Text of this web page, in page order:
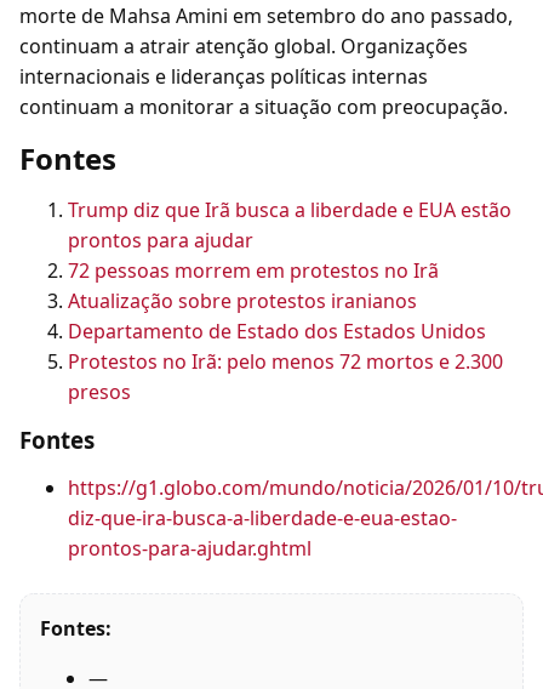
morte de Mahsa Amini em setembro do ano passado,
continuam a atrair atenção global. Organizações
internacionais e lideranças políticas internas
continuam a monitorar a situação com preocupação.
Fontes
Trump diz que Irã busca a liberdade e EUA estão
prontos para ajudar
72 pessoas morrem em protestos no Irã
Atualização sobre protestos iranianos
Departamento de Estado dos Estados Unidos
Protestos no Irã: pelo menos 72 mortos e 2.300
presos
Fontes
https://g1.globo.com/mundo/noticia/2026/01/10/
diz-que-ira-busca-a-liberdade-e-eua-estao-
prontos-para-ajudar.ghtml
Fontes:
—